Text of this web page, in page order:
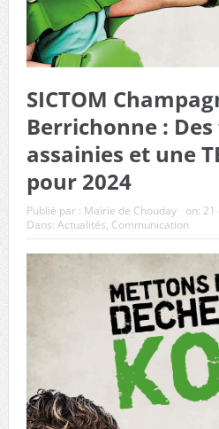
SICTOM
Berrichonne :
assainies et une
pour 2024
Publié par : Mairie de Chouday on: 21
Dans: Actualités, Communication